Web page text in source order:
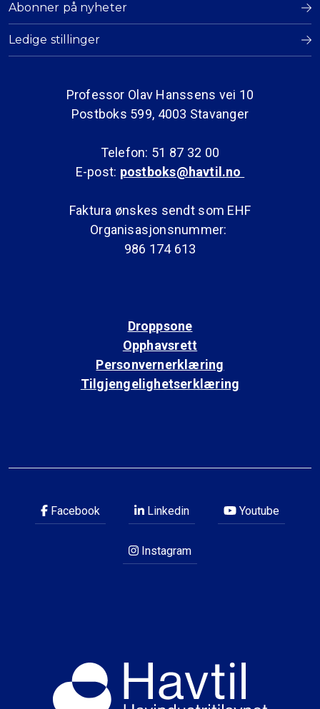
Abonner på nyheter
Ledige stillinger
Professor Olav Hanssens vei 10
Postboks 599, 4003 Stavanger
Telefon: 51 87 32 00
E-post: postboks@havtil.no
Faktura ønskes sendt som EHF
Organisasjonsnummer:
986 174 613
Droppsone
Opphavsrett
Personvernerklæring
Tilgjengelighetserklæring
Facebook Linkedin Youtube
Instagram